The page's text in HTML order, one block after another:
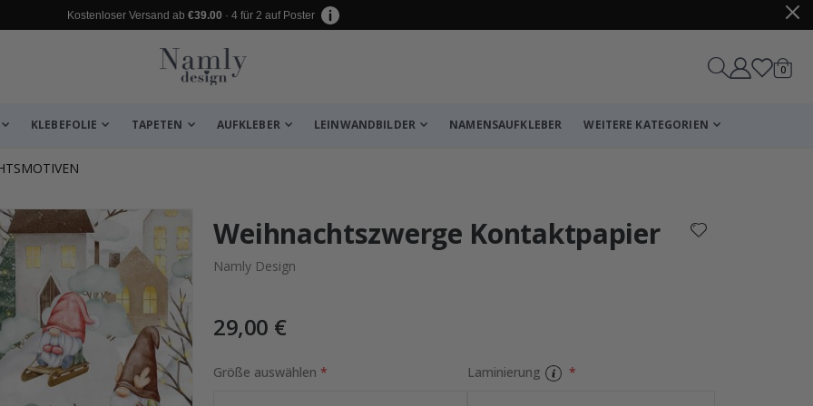
Kostenloser Versand ab €39.00 · 4 für 2 auf Poster
Wagen
0
KLEBEFOLIE TAPETEN AUFKLEBER LEINWANDBILDER NAMENSAUFKLEBER WEITERE KATEGORIEN
leiden ✔ Weihnachtszwerge Kontaktpapier
Namly Design
29,00 €
Größe auswählen Laminierung